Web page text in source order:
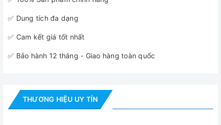
✅ Dung tích đa dạng
✅ Cam kết giá tốt nhất
✅ Bảo hành 12 tháng - Giao hàng toàn quốc
THƯƠNG HIỆU UY TÍN